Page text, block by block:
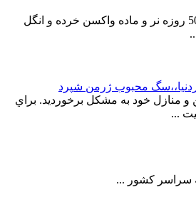
ژرمن نر و ماده 50 روزه نر و ماده واکسن خرده و انگل
محبوب ژرمن شپرد
و منازل خود به مشکل برخورديد. براي
...
سراسر کشور ...